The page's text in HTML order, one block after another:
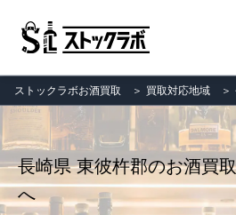
ストックラボお酒買取 ＞ 買取対応地域 ＞
長崎県 東彼杵郡のお酒買
へ